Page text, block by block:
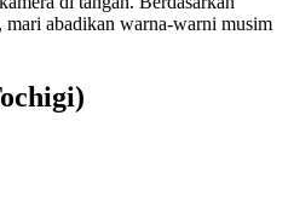
mari abadikan warna-warni musim